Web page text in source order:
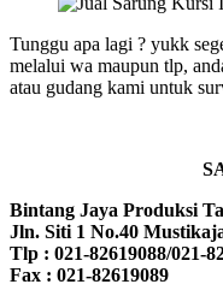
Tunggu apa lagi ? yukk
melalui wa maupun tlp,
atau gudang kami untuk
Bintang Jaya Produksi
Jln. Siti 1 No.40
Tlp : 021-82619088/021-
Fax : 021-82619089